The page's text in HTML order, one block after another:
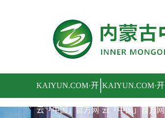
KAIYUN.COM·开
云「中国」官方网
KAIYUN.COM·开
云「中国」官方网